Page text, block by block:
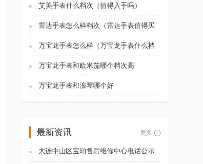
艾美手表什么档次（值得入手吗）
雷达手表怎么样档次（雷达手表值得买
吗)
万宝龙手表怎么样（万宝龙手表什么档
次）
万宝龙手表和欧米茄哪个档次高
万宝龙手表和浪琴哪个好
最新资讯 更多
大连中山区宝珀售后维修中心电话公示
（2026年7月最新）